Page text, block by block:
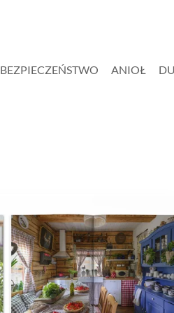
BEZPIECZEŃSTWO ANIOŁ